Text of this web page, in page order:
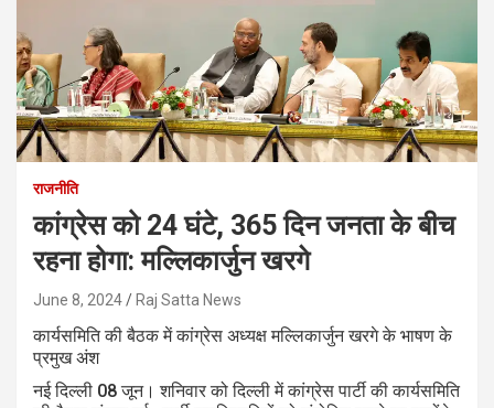
राजनीति
कांग्रेस को 24 घंटे, 365 दिन जनता के बीच
रहना होगा: मल्लिकार्जुन खरगे
June 8, 2024 Raj Satta News
कार्यसमिति की बैठक में कांग्रेस अध्यक्ष मल्लिकार्जुन खरगे के भाषण के
प्रमुख अंश
नई दिल्ली 08 जून। शनिवार को दिल्ली में कांग्रेस पार्टी की कार्यसमिति